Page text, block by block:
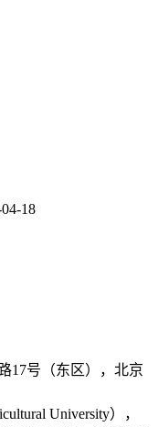
18
号（东区），北京
University），